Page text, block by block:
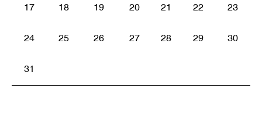
17 18 19 20 21 22 23
24 25 26 27 28 29 30
31